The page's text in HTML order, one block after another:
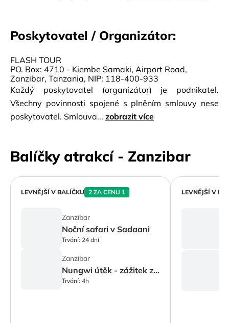
Poskytovatel / Organizátor:
FLASH TOUR
PO. Box: 4710 - Kiembe Samaki, Airport Road,
Zanzibar, Tanzania, NIP: 118-400-933
Každý poskytovatel (organizátor) je podnikatel.
Všechny povinnosti spojené s plněním smlouvy nese
poskytovatel. Smlouva... zobrazit více
Balíčky atrakcí - Zanzibar
LEVNĚJŠÍ V BALÍČKU 2 ZA CENU 1
Zanzibar
Noční safari v Sadaani
Trvání: 24 dní
Zanzibar
Nungwi útěk - zážitek ze západu slunce
Trvání: 4h
LEVNĚJŠÍ V